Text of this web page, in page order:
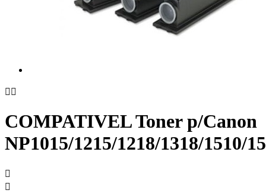
 
COMPATIVEL Toner p/Canon
NP1015/1215/1218/1318/1510/

